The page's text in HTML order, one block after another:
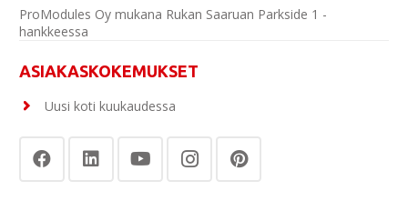
ProModules Oy mukana Rukan Saaruan Parkside 1 -
hankkeessa
ASIAKASKOKEMUKSET
Uusi koti kuukaudessa